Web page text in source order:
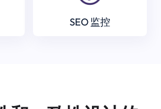
SEO 监控